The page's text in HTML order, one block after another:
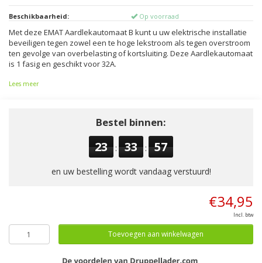
Beschikbaarheid: Op voorraad
Met deze EMAT Aardlekautomaat B kunt u uw elektrische installatie
beveiligen tegen zowel een te hoge lekstroom als tegen overstroom
ten gevolge van overbelasting of kortsluiting. Deze Aardlekautomaat
is 1 fasig en geschikt voor 32A.
Lees meer
Bestel binnen:
23 : 33 : 57
en uw bestelling wordt vandaag verstuurd!
€34,95
Incl. btw
Toevoegen aan winkelwagen